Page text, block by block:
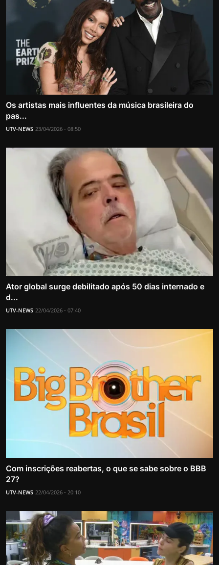
Os artistas mais influentes da música brasileira do
pas...
UTV-NEWS 23/04/2026 - 08:50
Ator global surge debilitado após 50 dias internado e
d...
UTV-NEWS 22/04/2026 - 07:40
Com inscrições reabertas, o que se sabe sobre o BBB
27?
UTV-NEWS 22/04/2026 - 20:10